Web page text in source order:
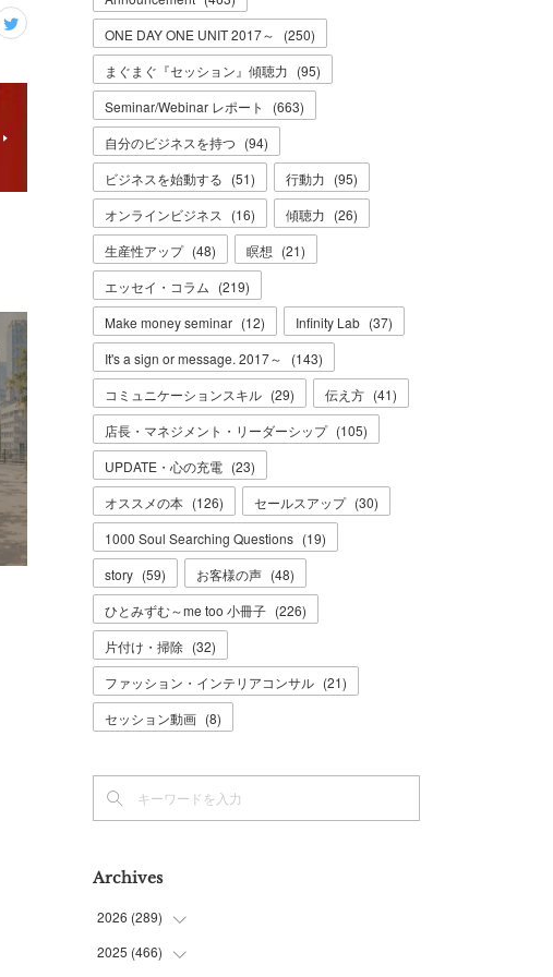
ONE DAY ONE UNIT 2017～
(250)
まぐまぐ『セッション』傾聴力 (95)
Seminar/Webinar レポート
(663)
自分のビジネスを持つ (94)
ビジネスを始動する (51) 行動力 (95)
オンラインビジネス
(16) 傾聴力 (26)
生産性アップ (48) 瞑想 (21)
エッセイ・コラム (219)
Make money seminar (12) Infinity Lab (37)
It's a sign or message. 2017～
(143)
コミュニケーションスキル (29) 伝え方 (41)
店長・マネジメント・リーダーシップ (105)
UPDATE・心の充電 (23)
オススメの本 (126) セールスアップ (30)
1000 Soul Searching Questions (19)
story (59) お客様の声 (48)
ひとみずむ～me too 小冊子 (226)
片付け・掃除 (32)
ファッション・インテリアコンサル (21)
セッション動画 (8)
Archives
2026 (289)
(10
2025 (466)